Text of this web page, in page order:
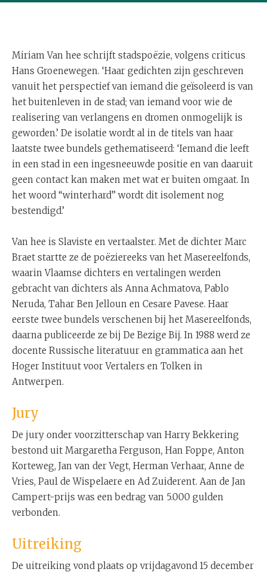
Miriam Van hee schrijft stadspoëzie, volgens criticus
Hans Groenewegen. ‘Haar gedichten zijn geschreven
vanuit het perspectief van iemand die geïsoleerd is van
het buitenleven in de stad; van iemand voor wie de
realisering van verlangens en dromen onmogelijk is
geworden.’ De isolatie wordt al in de titels van haar
laatste twee bundels gethematiseerd: ‘Iemand die leeft
in een stad in een ingesneeuwde positie en van daaruit
geen contact kan maken met wat er buiten omgaat. In
het woord “winterhard” wordt dit isolement nog
bestendigd.’
Van hee is Slaviste en vertaalster. Met de dichter Marc
Braet startte ze de poëziereeks van het Masereelfonds,
waarin Vlaamse dichters en vertalingen werden
gebracht van dichters als Anna Achmatova, Pablo
Neruda, Tahar Ben Jelloun en Cesare Pavese. Haar
eerste twee bundels verschenen bij het Masereelfonds,
daarna publiceerde ze bij De Bezige Bij. In 1988 werd ze
docente Russische literatuur en grammatica aan het
Hoger Instituut voor Vertalers en Tolken in
Antwerpen.
Jury
De jury onder voorzitterschap van Harry Bekkering
bestond uit Margaretha Ferguson, Han Foppe, Anton
Korteweg, Jan van der Vegt, Herman Verhaar, Anne de
Vries, Paul de Wispelaere en Ad Zuiderent. Aan de Jan
Campert-prijs was een bedrag van 5.000 gulden
verbonden.
Uitreiking
De uitreiking vond plaats op vrijdagavond 15 december